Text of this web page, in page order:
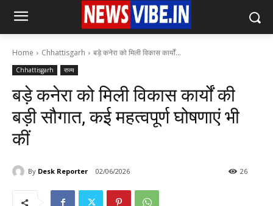
Home Chhattisgarh बड़े कनेरा को मिली विकास कार्यों...
Chhattisgarh राज्य
बड़े कनेरा को मिली विकास कार्यों की
बड़ी सौगात, कई महत्वपूर्ण घोषणाएं भी
कीं
By Desk Reporter 02/06/2026 26